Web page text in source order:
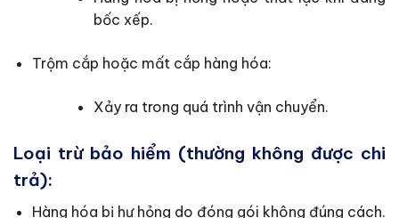
bốc xếp.
Trộm cắp hoặc mất cắp hàng hóa:
Xảy ra trong quá trình vận chuyển.
Loại trừ bảo hiểm (thường không được chi
trả):
Hàng hóa bị hư hỏng do đóng gói không đúng cách.